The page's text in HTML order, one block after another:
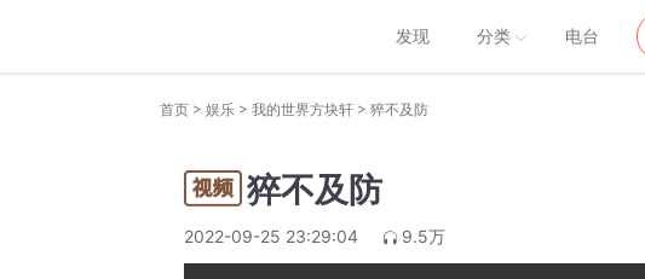
发现 分类 电台
首页 > 娱乐 > 我的世界方块轩 > 猝不及防
猝不及防
2022-09-25 23:29:04 9.5万